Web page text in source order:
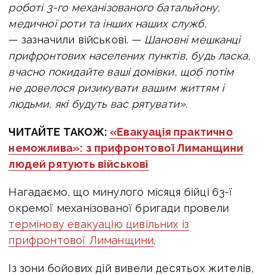
роботі 3-го механізованого батальйону,
медичної роти та інших наших служб,
— зазначили військові. — Шановні мешканці
прифронтових населених пунктів, будь ласка,
вчасно покидайте ваші домівки, щоб потім
не довелося ризикувати вашим життям і
людьми, які будуть вас рятувати».
ЧИТАЙТЕ ТАКОЖ: «Евакуація практично
неможлива»: з прифронтової Лиманщини
людей рятують військові
Нагадаємо, що минулого місяця бійці 63-ї
окремої механізованої бригади провели
термінову евакуацію цивільних із
прифронтової Лиманщини.
Із зони бойових дій вивели десятьох жителів,